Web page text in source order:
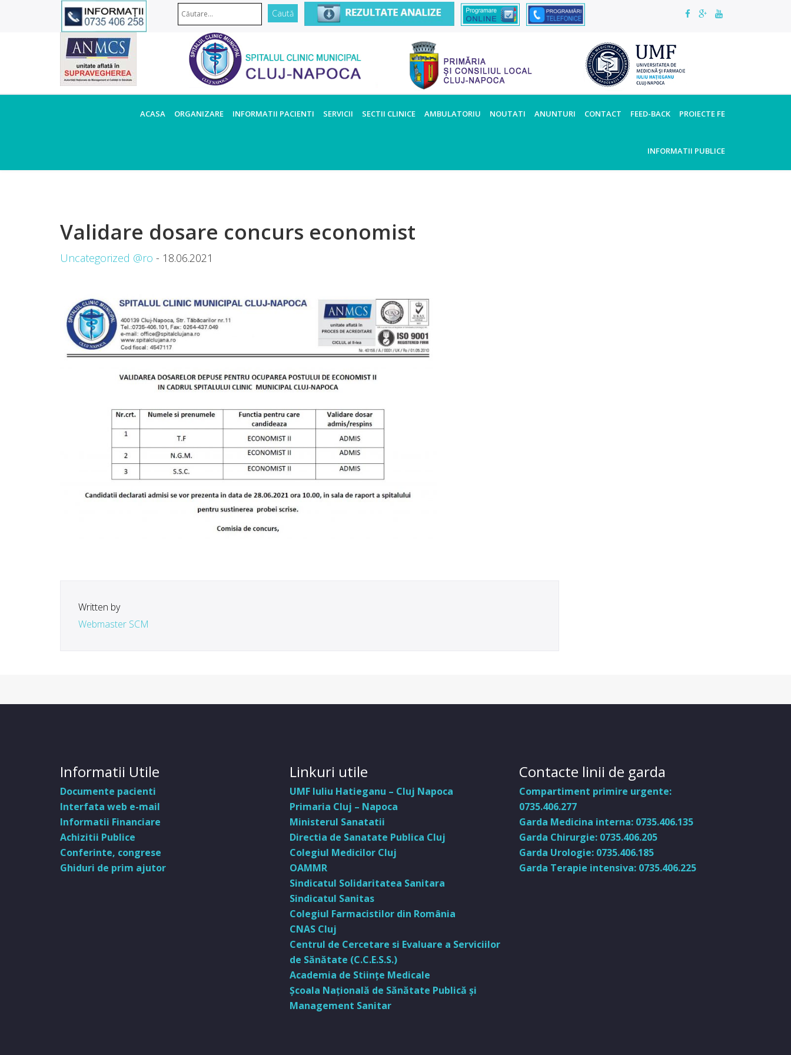
ACASA ORGANIZARE INFORMATII PACIENTI SERVICII SECTII CLINICE AMBULATORIU NOUTATI ANUNTURI CONTACT FEED-BACK PROIECTE FE
INFORMATII PUBLICE
Validare dosare concurs economist
Uncategorized @ro - 18.06.2021
Written by
Webmaster SCM
Informatii Utile
Documente pacienti
Interfata web e-mail
Informatii Financiare
Achizitii Publice
Conferinte, congrese
Ghiduri de prim ajutor
Linkuri utile
UMF Iuliu Hatieganu – Cluj Napoca
Primaria Cluj – Napoca
Ministerul Sanatatii
Directia de Sanatate Publica Cluj
Colegiul Medicilor Cluj
OAMMR
Sindicatul Solidaritatea Sanitara
Sindicatul Sanitas
Colegiul Farmacistilor din România
CNAS Cluj
Centrul de Cercetare si Evaluare a Serviciilor
de Sănătate (C.C.E.S.S.)
Academia de Stiinţe Medicale
Şcoala Naţională de Sănătate Publică şi
Management Sanitar
Contacte linii de garda
Compartiment primire urgente:
0735.406.277
Garda Medicina interna: 0735.406.135
Garda Chirurgie: 0735.406.205
Garda Urologie: 0735.406.185
Garda Terapie intensiva: 0735.406.225